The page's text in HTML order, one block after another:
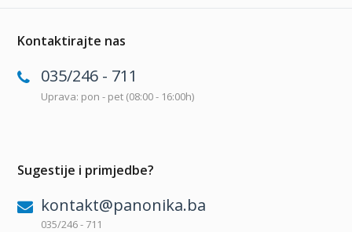
Kontaktirajte nas
035/246 - 711
Uprava: pon - pet (08:00 - 16:00h)
Sugestije i primjedbe?
kontakt@panonika.ba
035/246 - 711